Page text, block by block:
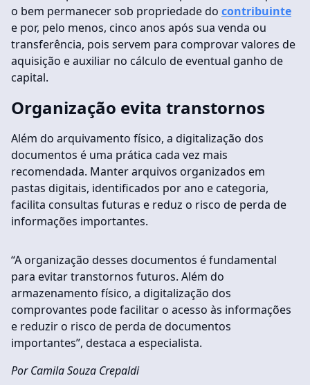
o bem permanecer sob propriedade do contribuinte
e por, pelo menos, cinco anos após sua venda ou
transferência, pois servem para comprovar valores de
aquisição e auxiliar no cálculo de eventual ganho de
capital.
Organização evita transtornos
Além do arquivamento físico, a digitalização dos
documentos é uma prática cada vez mais
recomendada. Manter arquivos organizados em
pastas digitais, identificados por ano e categoria,
facilita consultas futuras e reduz o risco de perda de
informações importantes.
“A organização desses documentos é fundamental
para evitar transtornos futuros. Além do
armazenamento físico, a digitalização dos
comprovantes pode facilitar o acesso às informações
e reduzir o risco de perda de documentos
importantes”, destaca a especialista.
Por Camila Souza Crepaldi